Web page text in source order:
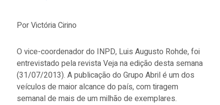
Por Victória Cirino
O vice-coordenador do INPD, Luis Augusto Rohde, foi
entrevistado pela revista Veja na edição desta semana
(31/07/2013). A publicação do Grupo Abril é um dos
veículos de maior alcance do país, com tiragem
semanal de mais de um milhão de exemplares.